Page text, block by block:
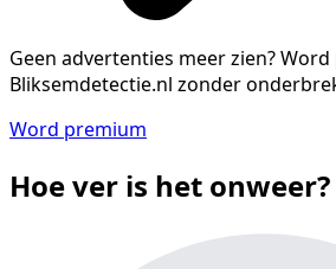
Geen advertenties meer zien?Word
Bliksemdetectie.nl zonder
Word premium
Hoe ver is het onweer?